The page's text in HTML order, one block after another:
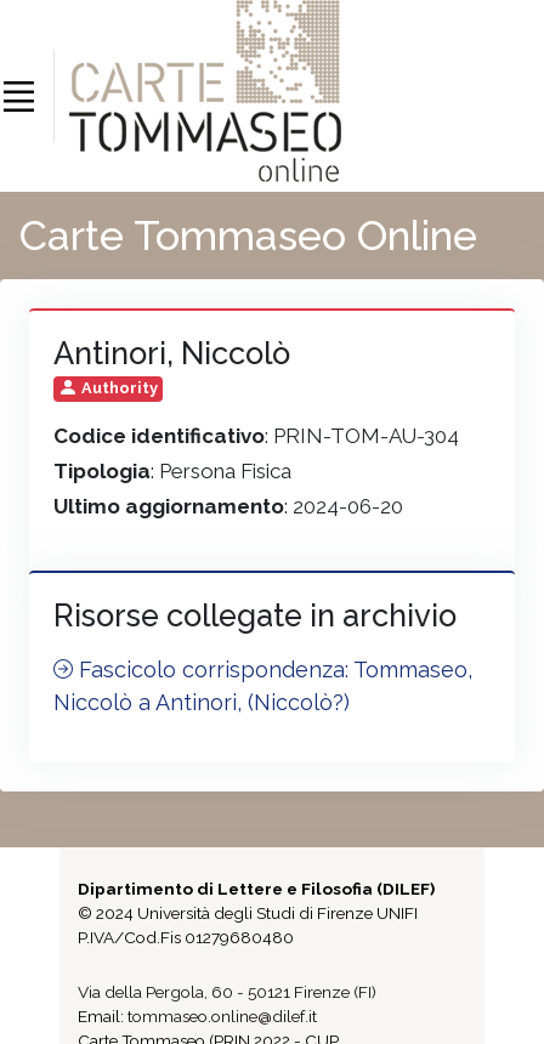
Carte Tommaseo Online
Antinori, Niccolò
Authority
Codice identificativo: PRIN-TOM-AU-304
Tipologia: Persona Fisica
Ultimo aggiornamento: 2024-06-20
Risorse collegate in archivio
Fascicolo corrispondenza: Tommaseo,
Niccolò a Antinori, (Niccolò?)
Dipartimento di Lettere e Filosofia (DILEF)
© 2024 Università degli Studi di Firenze UNIFI
P.IVA/Cod.Fis 01279680480
Via della Pergola, 60 - 50121 Firenze (FI)
Email: tommaseo.online@dilef.it